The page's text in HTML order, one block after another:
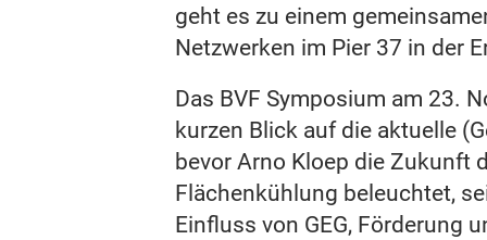
geht es zu einem
Netzwerken im Pier 37 in der
Das BVF Symposium am 23.
kurzen Blick auf die aktuelle
bevor Arno Kloep die Zukunft
Flächenkühlung beleuchtet,
Einfluss von GEG, Förderung